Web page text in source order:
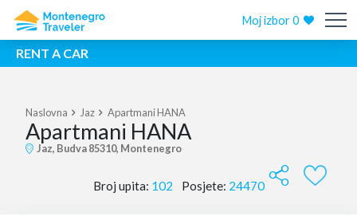
Moj izbor0
RENT A CAR
Naslovna Jaz Apartmani HANA
Apartmani HANA
Jaz, Budva 85310, Montenegro
Broj upita: 102 Posjete: 24470